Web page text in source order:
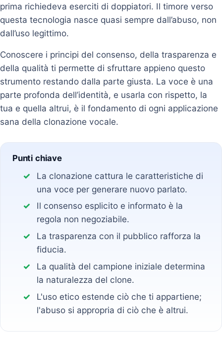
prima richiedeva eserciti di doppiatori. Il timore verso
questa tecnologia nasce quasi sempre dall’abuso, non
dall’uso legittimo.
Conoscere i principi del consenso, della trasparenza e
della qualità ti permette di sfruttare appieno questo
strumento restando dalla parte giusta. La voce è una
parte profonda dell’identità, e usarla con rispetto, la
tua e quella altrui, è il fondamento di ogni applicazione
sana della clonazione vocale.
Punti chiave
La clonazione cattura le caratteristiche di
una voce per generare nuovo parlato.
Il consenso esplicito e informato è la
regola non negoziabile.
La trasparenza con il pubblico rafforza la
fiducia.
La qualità del campione iniziale determina
la naturalezza del clone.
L'uso etico estende ciò che ti appartiene;
l'abuso si appropria di ciò che è altrui.